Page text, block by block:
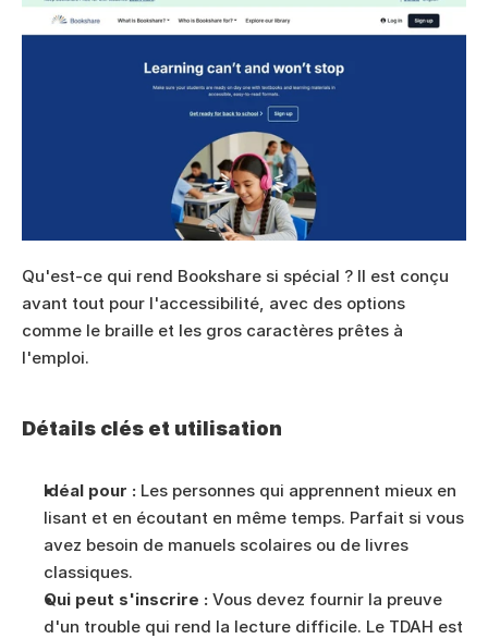
Qu'est-ce qui rend Bookshare si spécial ? Il est conçu
avant tout pour l'accessibilité, avec des options
comme le braille et les gros caractères prêtes à
l'emploi.
Détails clés et utilisation
Idéal pour : Les personnes qui apprennent mieux en
lisant et en écoutant en même temps. Parfait si vous
avez besoin de manuels scolaires ou de livres
classiques.
Qui peut s'inscrire : Vous devez fournir la preuve
d'un trouble qui rend la lecture difficile. Le TDAH est